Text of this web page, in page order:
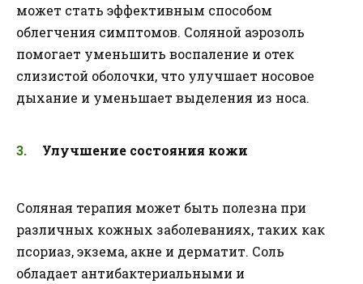
может стать эффективным способом
облегчения симптомов. Соляной аэрозоль
помогает уменьшить воспаление и отек
слизистой оболочки, что улучшает носовое
дыхание и уменьшает выделения из носа.
Улучшение состояния кожи
Соляная терапия может быть полезна при
различных кожных заболеваниях, таких как
псориаз, экзема, акне и дерматит. Соль
обладает антибактериальными и